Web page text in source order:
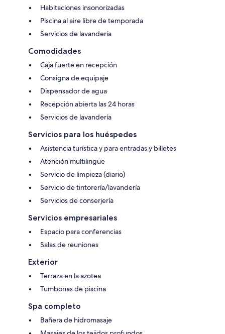
Habitaciones insonorizadas
Piscina al aire libre de temporada
Servicios de lavandería
Comodidades
Caja fuerte en recepción
Consigna de equipaje
Dispensador de agua
Recepción abierta las 24 horas
Servicios de lavandería
Servicios para los huéspedes
Asistencia turística y para entradas y billetes
Atención multilingüe
Servicio de limpieza (diario)
Servicio de tintorería/lavandería
Servicios de conserjería
Servicios empresariales
Espacio para conferencias
Salas de reuniones
Exterior
Terraza en la azotea
Tumbonas de piscina
Spa completo
Bañera de hidromasaje